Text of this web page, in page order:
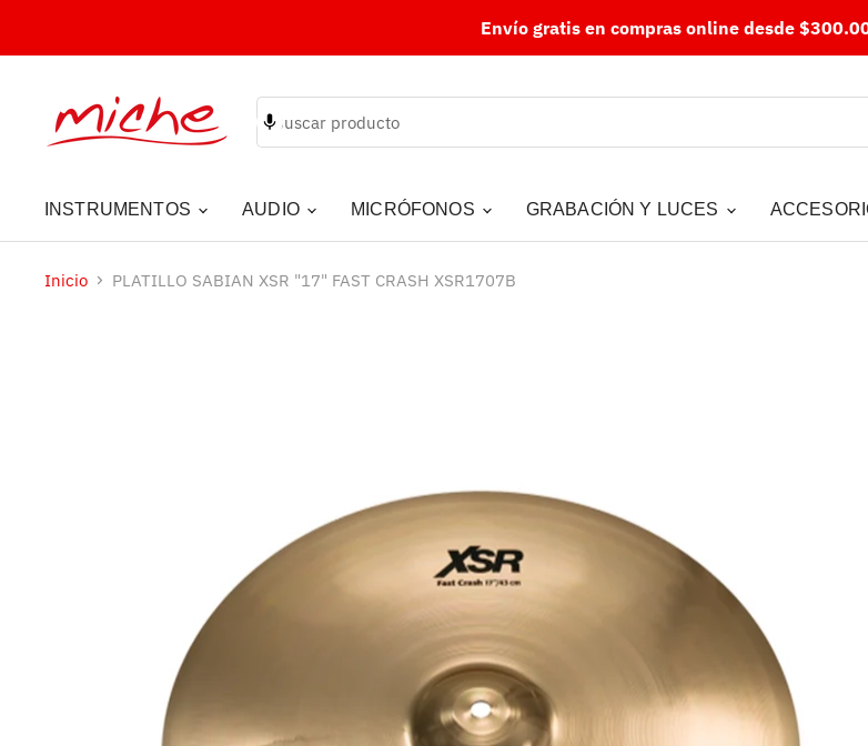
Envío gratis en compras online desde
INSTRUMENTOS AUDIO MICRÓFONOS GRABACIÓN Y LUCES
Inicio PLATILLO SABIAN XSR "17" FAST CRASH XSR1707B